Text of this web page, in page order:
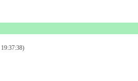
ほうがいいです。